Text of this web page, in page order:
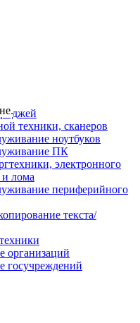
техники, сканеров
ноутбуков
ПК
электронного
и лома
периферийного
текста/
организаций
госучреждений